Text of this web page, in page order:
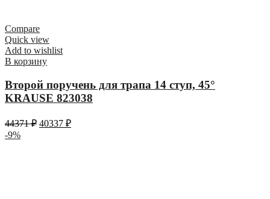
Compare
Quick view
Add to wishlist
В корзину
Второй поручень для трапа 14 ступ, 45°
KRAUSE 823038
44371₽ 40337 ₽
-9%